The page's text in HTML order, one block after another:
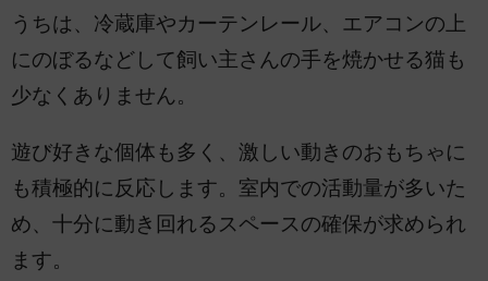
うちは、冷蔵庫やカーテンレール、エアコンの上
にのぼるなどして飼い主さんの手を焼かせる猫も
少なくありません。
遊び好きな個体も多く、激しい動きのおもちゃに
も積極的に反応します。室内での活動量が多いた
め、十分に動き回れるスペースの確保が求められ
ます。